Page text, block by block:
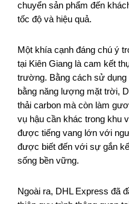
chuyển sản phẩm đến
tốc độ và hiệu quả.
Một khía cạnh đáng chú ý
tại Kiên Giang là cam kết
trường. Bằng cách sử
bằng năng lượng mặt trời,
thải carbon mà còn làm
vụ hậu cần khác trong khu
được tiếng vang lớn với
được biết đến với sự gắn
sống bền vững.
Ngoài ra, DHL Express đã